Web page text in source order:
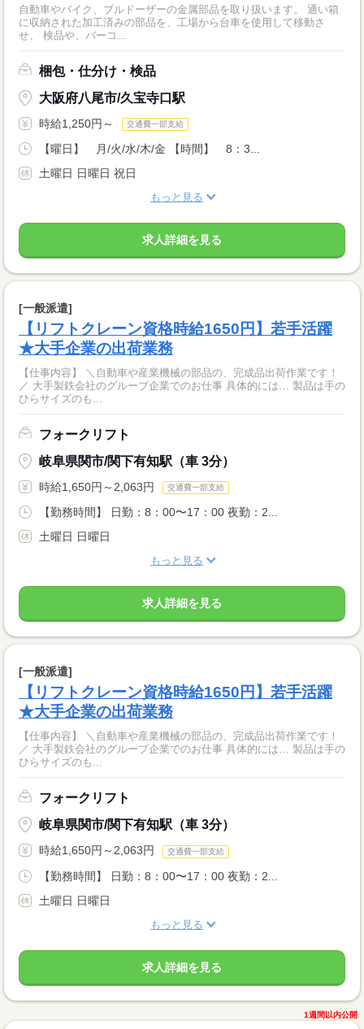
自動車やバイク、ブルドーザーの金属部品を取り扱います。 通い箱
に収納された加工済みの部品を、工場から台車を使用して移動さ
せ、 検品や、バーコ...
梱包・仕分け・検品
大阪府八尾市/久宝寺口駅
時給1,250円～ 交通費一部支給
【曜日】 月/火/水/木/金 【時間】 8：3...
土曜日 日曜日 祝日
もっと見る
求人詳細を見る
[一般派遣]
【リフトクレーン資格時給1650円】若手活躍
★大手企業の出荷業務
【仕事内容】 ＼自動車や産業機械の部品の、完成品出荷作業です！
／ 大手製鉄会社のグループ企業でのお仕事 具体的には… 製品は手の
ひらサイズのも...
フォークリフト
岐阜県関市/関下有知駅（車 3分）
時給1,650円～2,063円 交通費一部支給
【勤務時間】 日勤：8：00〜17：00 夜勤：2...
土曜日 日曜日
もっと見る
求人詳細を見る
[一般派遣]
【リフトクレーン資格時給1650円】若手活躍
★大手企業の出荷業務
【仕事内容】 ＼自動車や産業機械の部品の、完成品出荷作業です！
／ 大手製鉄会社のグループ企業でのお仕事 具体的には… 製品は手の
ひらサイズのも...
フォークリフト
岐阜県関市/関下有知駅（車 3分）
時給1,650円～2,063円 交通費一部支給
【勤務時間】 日勤：8：00〜17：00 夜勤：2...
土曜日 日曜日
もっと見る
求人詳細を見る
1週間以内公開